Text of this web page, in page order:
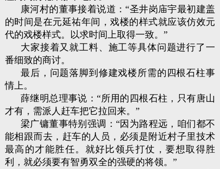
康河村的董事接着说道：“圣井岗庙宇最初建盖
的时间是在元延祐年间，戏楼的样式就应该仿效元
代的戏楼样式。以求时间上取得一致。”
大家接着又就工料、施工等具体问题进行了一
番细致的商讨。
最后，问题落脚到修建戏楼所需的四根石柱事
情上。
薛继明总理事说：“所用的四根石柱，只有唐山
才有，需派人赶车把它拉回来。”
梁广镛董事特别强调：“因为路程远，咱们都不
能相跟而去，赶车的人员，必须是附近村子里技术
最高的才能胜任。就好比领兵打仗，要想取得胜
利，就必须要有智勇双全的强硬的将领。”